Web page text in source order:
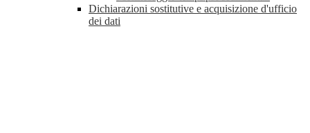
Dichiarazioni sostitutive e acquisizione d'ufficio
dei dati